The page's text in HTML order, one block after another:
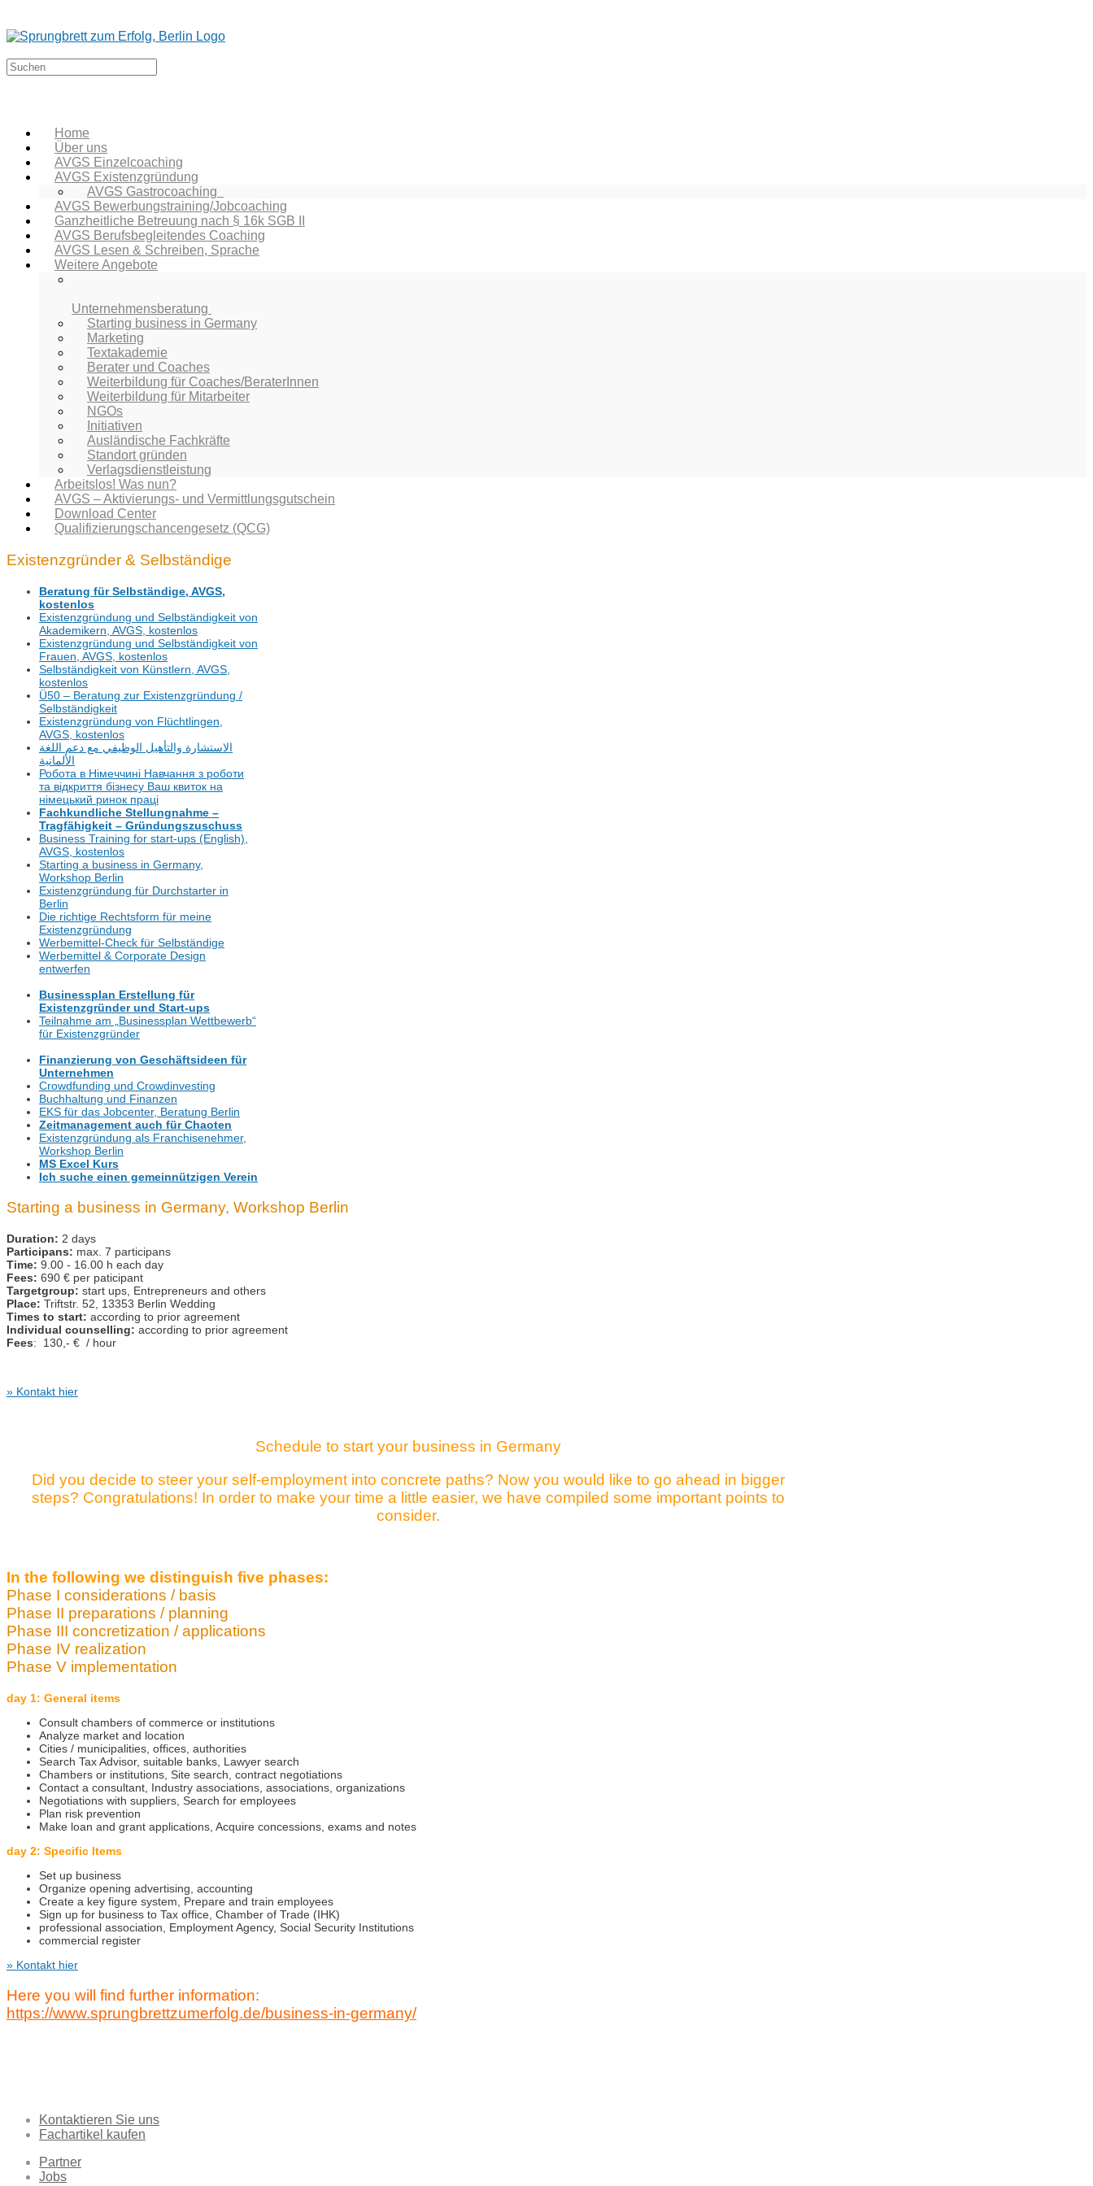
Home
Über uns
AVGS Einzelcoaching
AVGS Existenzgründung
AVGS Gastrocoaching
AVGS Bewerbungstraining/Jobcoaching
Ganzheitliche Betreuung nach § 16k SGB II
AVGS Berufsbegleitendes Coaching
AVGS Lesen & Schreiben, Sprache
Weitere Angebote
Unternehmensberatung
Starting business in Germany
Marketing
Textakademie
Berater und Coaches
Weiterbildung für Coaches/BeraterInnen
Weiterbildung für Mitarbeiter
NGOs
Initiativen
Ausländische Fachkräfte
Standort gründen
Verlagsdienstleistung
Arbeitslos! Was nun?
AVGS – Aktivierungs- und Vermittlungsgutschein
Download Center
Qualifizierungschancengesetz (QCG)
Existenzgründer & Selbständige
Beratung für Selbständige, AVGS,
kostenlos
Existenzgründung und Selbständigkeit von
Akademikern, AVGS, kostenlos
Existenzgründung und Selbständigkeit von
Frauen, AVGS, kostenlos
Selbständigkeit von Künstlern, AVGS,
kostenlos
Ü50 – Beratung zur Existenzgründung /
Selbständigkeit
Existenzgründung von Flüchtlingen,
AVGS, kostenlos
‏الاستشارة والتأهيل الوظيفي مع دعم اللغة
الألمانية
Робота в Німеччині Навчання з роботи
та відкриття бізнесу Ваш квиток на
німецький ринок праці
Fachkundliche Stellungnahme –
Tragfähigkeit – Gründungszuschuss
Business Training for start-ups (English),
AVGS, kostenlos
Starting a business in Germany,
Workshop Berlin
Existenzgründung für Durchstarter in
Berlin
Die richtige Rechtsform für meine
Existenzgründung
Werbemittel-Check für Selbständige
Werbemittel & Corporate Design
entwerfen
Businessplan Erstellung für
Existenzgründer und Start-ups
Teilnahme am „Businessplan Wettbewerb“
für Existenzgründer
Finanzierung von Geschäftsideen für
Unternehmen
Crowdfunding und Crowdinvesting
Buchhaltung und Finanzen
EKS für das Jobcenter, Beratung Berlin
Zeitmanagement auch für Chaoten
Existenzgründung als Franchisenehmer,
Workshop Berlin
MS Excel Kurs
Ich suche einen gemeinnützigen Verein
Starting a business in Germany, Workshop Berlin
Duration: 2 days
Participans: max. 7 participans
Time: 9.00 - 16.00 h each day
Fees: 690 € per paticipant
Targetgroup: start ups, Entrepreneurs and others
Place: Triftstr. 52, 13353 Berlin Wedding
Times to start: according to prior agreement
Individual counselling: according to prior agreement
Fees: 130,- € / hour
» Kontakt hier
Schedule to start your business in Germany
Did you decide to steer your self-employment into concrete paths? Now you would like to go ahead in bigger
steps? Congratulations! In order to make your time a little easier, we have compiled some important points to
consider.
In the following we distinguish five phases:
Phase I considerations / basis
Phase II preparations / planning
Phase III concretization / applications
Phase IV realization
Phase V implementation
day 1: General items
Consult chambers of commerce or institutions
Analyze market and location
Cities / municipalities, offices, authorities
Search Tax Advisor, suitable banks, Lawyer search
Chambers or institutions, Site search, contract negotiations
Contact a consultant, Industry associations, associations, organizations
Negotiations with suppliers, Search for employees
Plan risk prevention
Make loan and grant applications, Acquire concessions, exams and notes
day 2: Specific Items
Set up business
Organize opening advertising, accounting
Create a key figure system, Prepare and train employees
Sign up for business to Tax office, Chamber of Trade (IHK)
professional association, Employment Agency, Social Security Institutions
commercial register
» Kontakt hier
Here you will find further information:
https://www.sprungbrettzumerfolg.de/business-in-germany/
Kontaktieren Sie uns
Fachartikel kaufen
Partner
Jobs